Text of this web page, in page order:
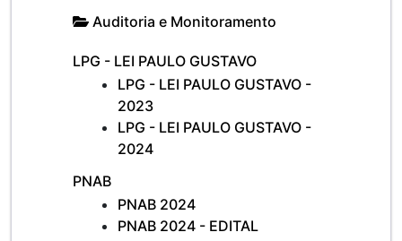
Auditoria e Monitoramento
LPG - LEI PAULO GUSTAVO
LPG - LEI PAULO GUSTAVO -
2023
LPG - LEI PAULO GUSTAVO -
2024
PNAB
PNAB 2024
PNAB 2024 - EDITAL